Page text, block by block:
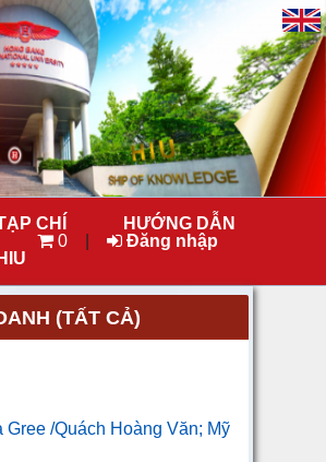
CHÍ
HIU
HƯỚNG DẪN
0
Đăng nhập
(TẤT CẢ)
/Quách Hoàng Văn; Mỹ